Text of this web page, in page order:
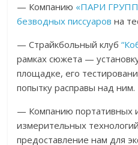
— Компанию «ПАРИ
безводных писсуаров на
— Страйкбольный клуб
рамках сюжета —
площадке, его
попытку расправы над ним.
— Компанию портативных
измерительных
предоставление нам для